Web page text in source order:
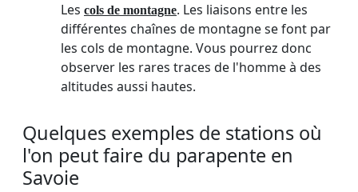
Les cols de montagne. Les liaisons entre les
différentes chaînes de montagne se font par
les cols de montagne. Vous pourrez donc
observer les rares traces de l'homme à des
altitudes aussi hautes.
Quelques exemples de stations où
l'on peut faire du parapente en
Savoie